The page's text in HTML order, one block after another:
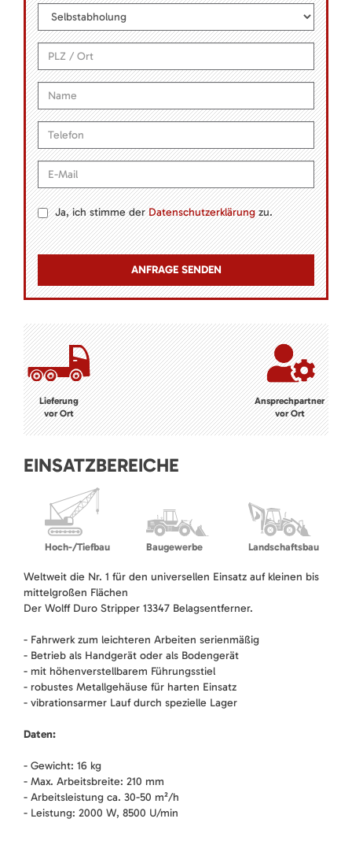
Ja, ich stimme derDatenschutzerklärungzu.
Lieferung
vor Ort
Ansprechpartner
vor Ort
EINSATZBEREICHE
Hoch-/Tiefbau Baugewerbe Landschaftsbau
Weltweit die Nr. 1 für den universellen Einsatz auf kleinen bis
mittelgroßen Flächen
Der Wolff Duro Stripper 13347 Belagsentferner.
- Fahrwerk zum leichteren Arbeiten serienmäßig
- Betrieb als Handgerät oder als Bodengerät
- mit höhenverstellbarem Führungsstiel
- robustes Metallgehäuse für harten Einsatz
- vibrationsarmer Lauf durch spezielle Lager
Daten:
- Gewicht: 16 kg
- Max. Arbeitsbreite: 210 mm
- Arbeitsleistung ca. 30-50 m²/h
- Leistung: 2000 W, 8500 U/min